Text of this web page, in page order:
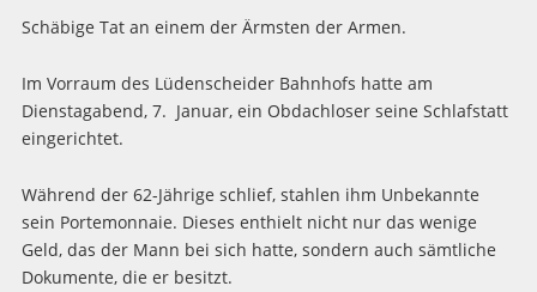
Schäbige Tat an einem der Ärmsten der Armen.
Im Vorraum des Lüdenscheider Bahnhofs hatte am
Dienstagabend, 7. Januar, ein Obdachloser seine Schlafstatt
eingerichtet.
Während der 62-Jährige schlief, stahlen ihm Unbekannte
sein Portemonnaie. Dieses enthielt nicht nur das wenige
Geld, das der Mann bei sich hatte, sondern auch sämtliche
Dokumente, die er besitzt.